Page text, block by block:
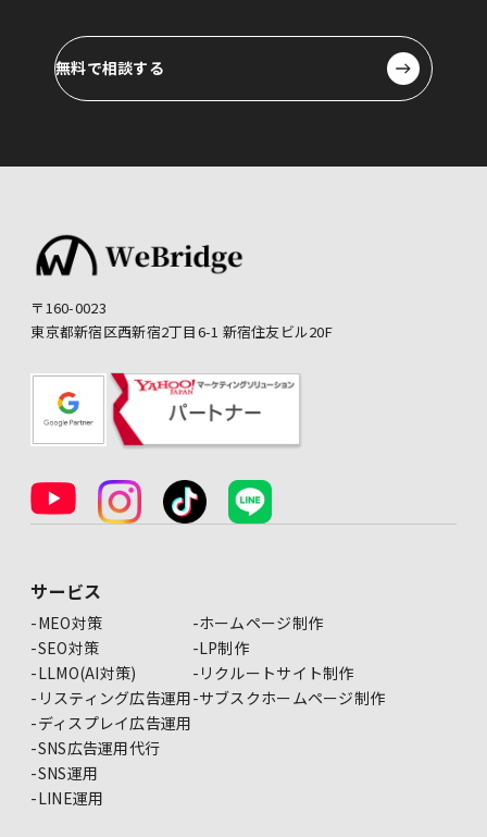
無料で相談する
無料で相談する
〒160-0023
東京都新宿区西新宿2丁目6-1 新宿住友ビル20F
サービス
MEO対策
SEO対策
LLMO(AI対策)
リスティング広告運用
ディスプレイ広告運用
SNS広告運用代行
SNS運用
LINE運用
ホームページ制作
LP制作
リクルートサイト制作
サブスクホームページ制作